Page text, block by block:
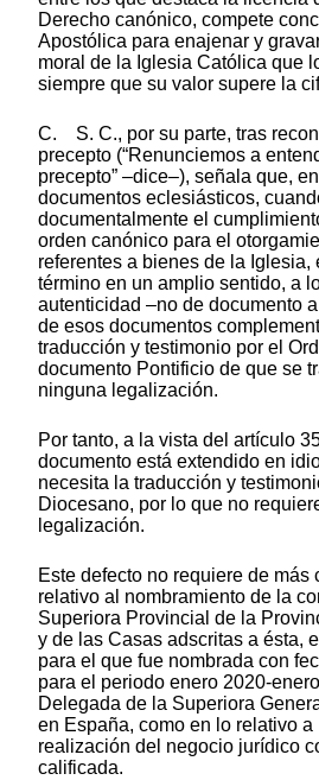
Derecho canónico, compete
Apostólica para enajenar y
moral de la Iglesia Católica que
siempre que su valor supere la
C. S. C., por su parte, tras
precepto (“Renunciemos a
precepto” –dice–), señala que,
documentos eclesiásticos,
documentalmente el
orden canónico para el
referentes a bienes de la Iglesia,
término en un amplio sentido, a
autenticidad –no de documento
de esos documentos
traducción y testimonio por el
documento Pontificio de que se
ninguna legalización.
Por tanto, a la vista del artículo
documento está extendido en
necesita la traducción y
Diocesano, por lo que no
legalización.
Este defecto no requiere de más
relativo al nombramiento de la
Superiora Provincial de la
y de las Casas adscritas a ésta,
para el que fue nombrada con
para el periodo enero 2020-
Delegada de la Superiora
en España, como en lo relativo
realización del negocio jurídico
calificada.